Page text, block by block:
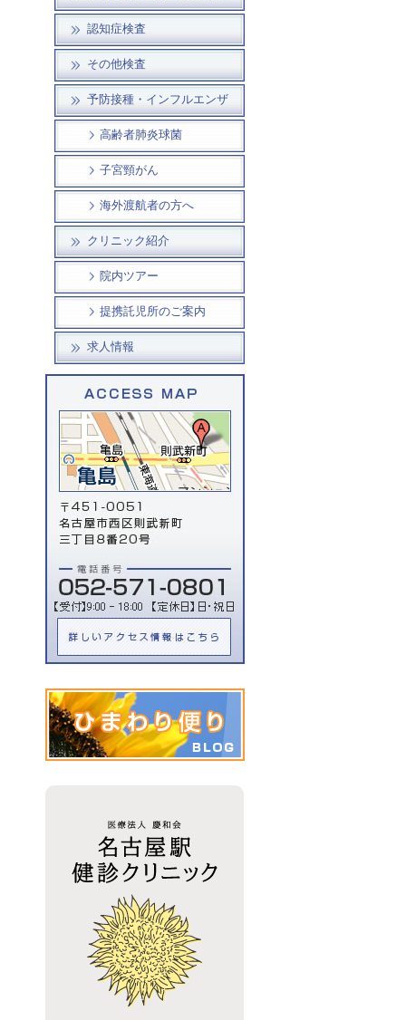
認知症検査
その他検査
予防接種・インフルエンザ
高齢者肺炎球菌
子宮頸がん
海外渡航者の方へ
クリニック紹介
院内ツアー
提携託児所のご案内
求人情報